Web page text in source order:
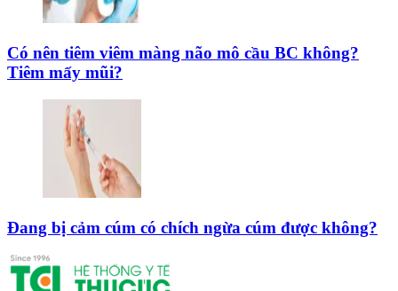
Có nên tiêm viêm màng não mô cầu BC không?
Tiêm mấy mũi?
Đang bị cảm cúm có chích ngừa cúm được không?